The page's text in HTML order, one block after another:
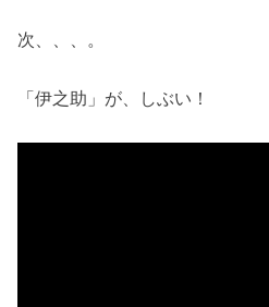
次、、、。
「伊之助」が、しぶい！